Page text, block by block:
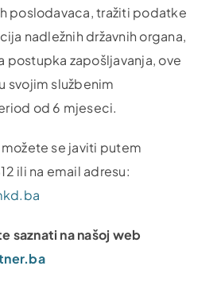
poslodavaca, tražiti podatke
nadležnih državnih organa,
postupka zapošljavanja, ove
svojim službenim
od 6 mjeseci.
se javiti putem
ili na email adresu:
saznati na našoj web